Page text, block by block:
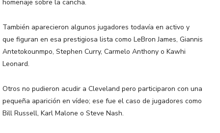
homenaje sobre la cancha.
También aparecieron algunos jugadores todavía en activo y
que figuran en esa prestigiosa lista como LeBron James, Giannis
Antetokounmpo, Stephen Curry, Carmelo Anthony o Kawhi
Leonard.
Otros no pudieron acudir a Cleveland pero participaron con una
pequeña aparición en vídeo; ese fue el caso de jugadores como
Bill Russell, Karl Malone o Steve Nash.